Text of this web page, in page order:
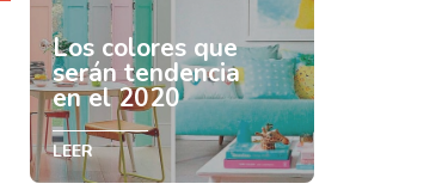
Los colores que
serán tendencia
en el 2020
LEER